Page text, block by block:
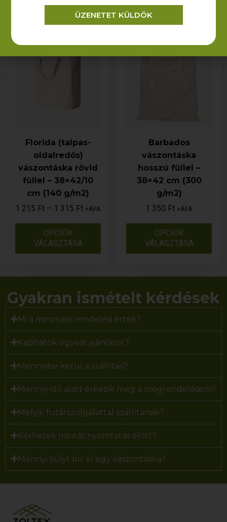
Florida (talpas-
oldalredős)
vászontáska rövid
füllel – 38×42/10
cm (140 g/m2)
1 215 Ft – 1 315 Ft +ÁFA
OPCIÓK
VÁLASZTÁSA
Barbados
vászontáska
hosszú füllel –
38×42 cm (300
g/m2)
1 350 Ft +ÁFA
OPCIÓK
VÁLASZTÁSA
Gyakran ismételt kérdések
Mi a minimális rendelési érték?
Kaphatok egyedi ajánlatot?
Mennyibe kerül a szállítás?
Mennyi idő alatt érkezik meg a megrendelésem?
Melyik futárszolgálattal szállítanak?
Kérhetek mintát nyomtatás előtt?
Mennyi súlyt bír el egy vászontáska?
ÜZENETET KÜLDÖK